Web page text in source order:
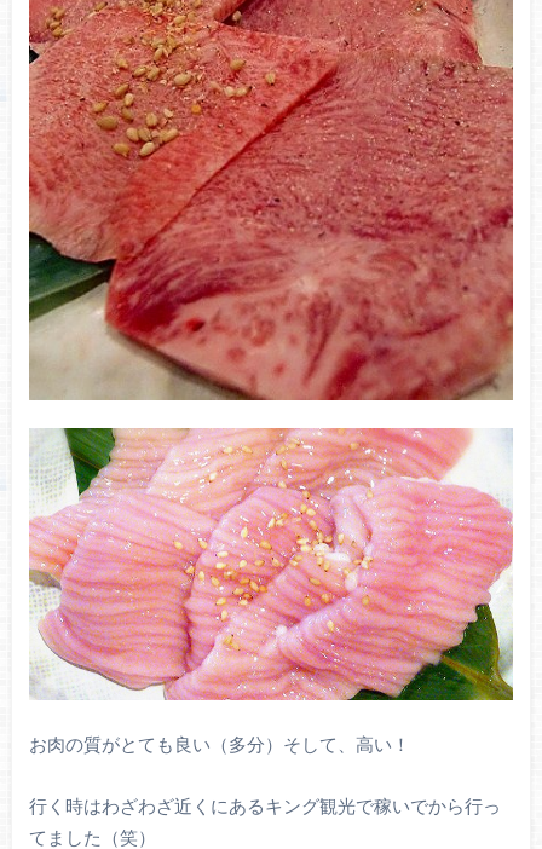
お肉の質がとても良い（多分）そして、高い！
行く時はわざわざ近くにあるキング観光で稼いでから行っ
てました（笑）